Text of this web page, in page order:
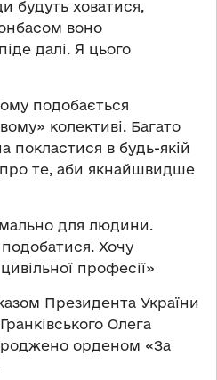
будуть ховатися,
воно
далі. Я цього
подобається
колективі. Багато
покластися в будь-якій
про те, аби якнайшвидше
для людини.
Хочу
професії»
Президента України
Олега
орденом «За